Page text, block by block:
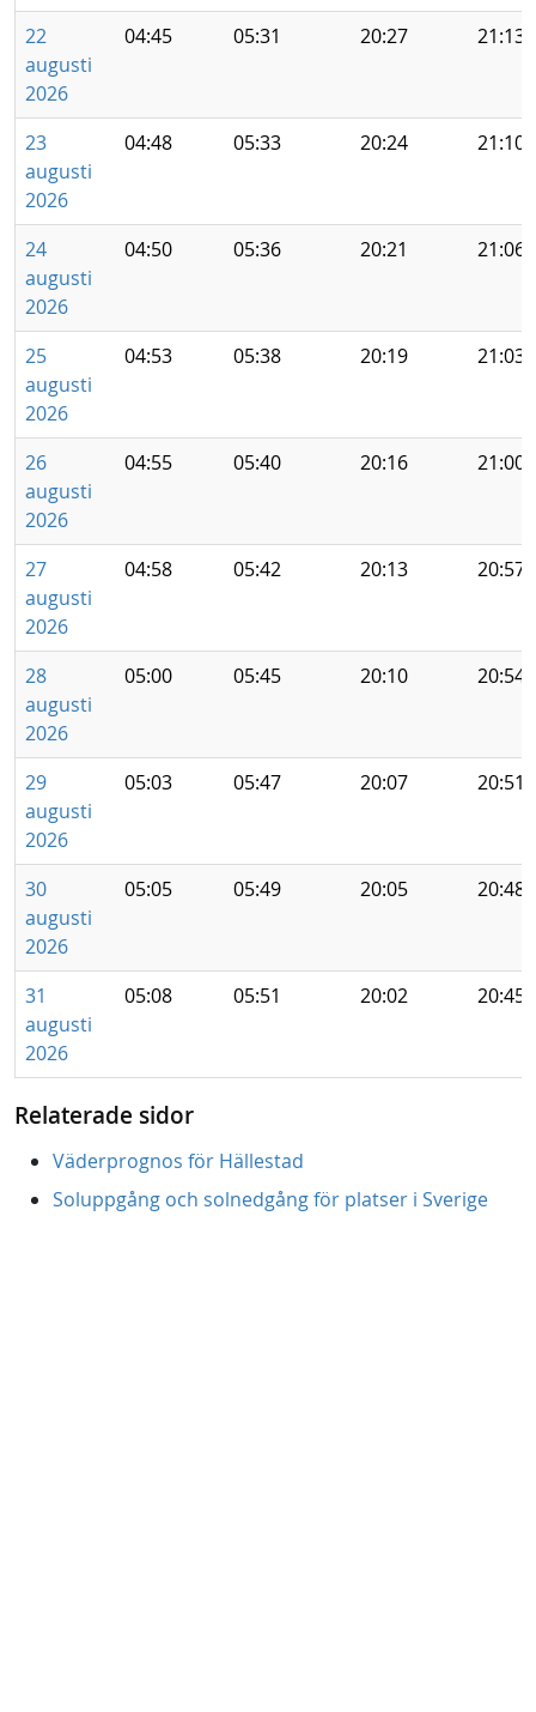
22
augusti
2026
04:45 05:31 20:27 21:13
23
augusti
2026
04:48 05:33 20:24 21:10
24
augusti
2026
04:50 05:36 20:21 21:06
25
augusti
2026
04:53 05:38 20:19 21:03
26
augusti
2026
04:55 05:40 20:16 21:00
27
augusti
2026
04:58 05:42 20:13 20:57
28
augusti
2026
05:00 05:45 20:10 20:54
29
augusti
2026
05:03 05:47 20:07 20:51
30
augusti
2026
05:05 05:49 20:05 20:48
31
augusti
2026
05:08 05:51 20:02 20:45
Relaterade sidor
Väderprognos för Hällestad
Soluppgång och solnedgång för platser i Sverige